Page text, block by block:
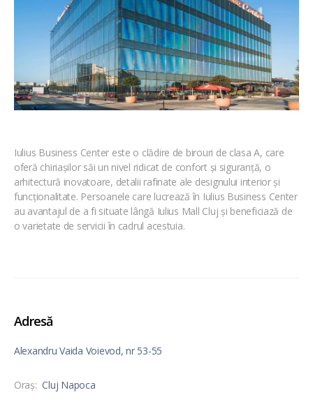
Iulius Business Center este o clădire de birouri de clasa A, care
oferă chiriașilor săi un nivel ridicat de confort și siguranță, o
arhitectură inovatoare, detalii rafinate ale designului interior și
funcționalitate. Persoanele care lucrează în Iulius Business Center
au avantajul de a fi situate lângă Iulius Mall Cluj și beneficiază de
o varietate de servicii în cadrul acestuia.
Adresă
Alexandru Vaida Voievod, nr 53-55
Oraş: Cluj Napoca